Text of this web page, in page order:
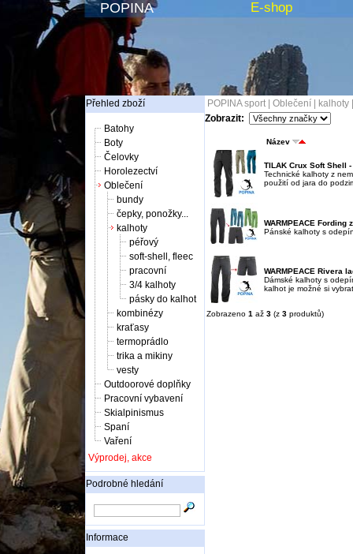
POPINA E-shop
Přehled zboží
Batohy
Boty
Čelovky
Horolezectví
Oblečení
bundy
čepky, ponožky...
kalhoty
péřový
soft-shell, fleec
pracovní
3/4 kalhoty
pásky do kalhot
kombinézy
kraťasy
termoprádlo
trika a mikiny
vesty
Outdoorové doplňky
Pracovní vybavení
Skialpinismus
Spaní
Vaření
Výprodej, akce
Podrobné hledání
Informace
POPINA sport| Oblečení kalhoty
Zobrazit:
Název
TILAK Crux Soft Shell
Technické kalhoty z
použití od jara do
WARMPEACE Fording
Pánské kalhoty s
WARMPEACE Rivera
Dámské kalhoty s
kalhot je možné si
Zobrazeno 1 až 3(z 3produktů)